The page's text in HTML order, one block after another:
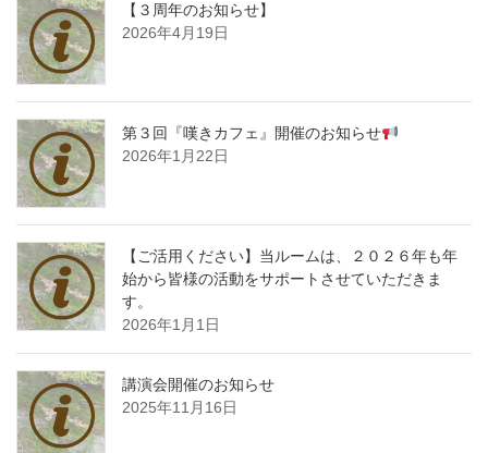
【３周年のお知らせ】
2026年4月19日
第３回『嘆きカフェ』開催のお知らせ
2026年1月22日
【ご活用ください】当ルームは、２０２６年も年
始から皆様の活動をサポートさせていただきま
す。
2026年1月1日
講演会開催のお知らせ
2025年11月16日